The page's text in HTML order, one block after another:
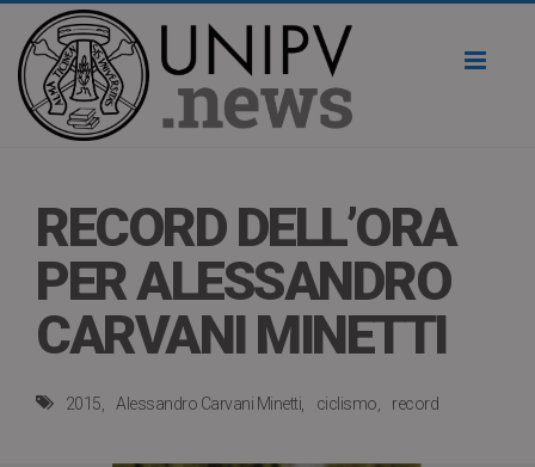
RECORD DELL’ORA
PER ALESSANDRO
CARVANI MINETTI
2015 Alessandro Carvani Minetti ciclismo record